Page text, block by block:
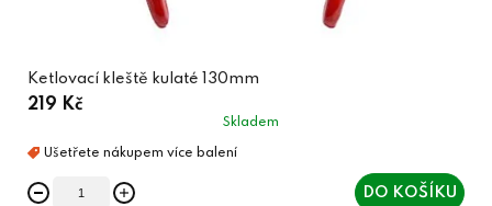
Ketlovací kleště kulaté 130mm
219 Kč
Skladem
DO KOŠÍKU